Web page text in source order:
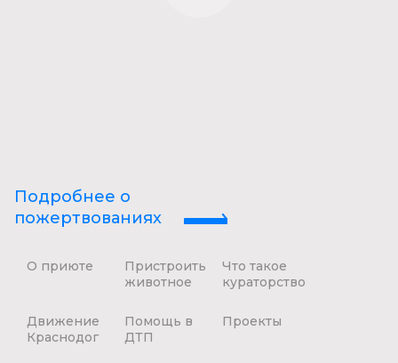
Подробнее о
пожертвованиях
О приюте
Пристроить
животное
Что такое
кураторство
Движение
Краснодог
Помощь в
ДТП
Проекты